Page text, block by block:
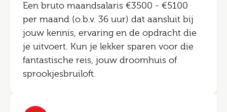
Een bruto maandsalaris €3500 - €5100
per maand (o.b.v. 36 uur) dat aansluit bij
jouw kennis, ervaring en de opdracht die
je uitvoert. Kun je lekker sparen voor die
fantastische reis, jouw droomhuis of
sprookjesbruiloft.